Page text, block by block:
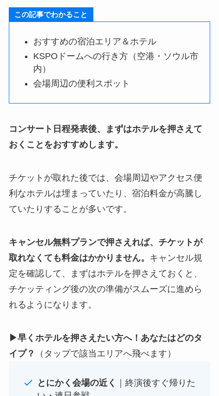
この記事でわかること
おすすめの宿泊エリア＆ホテル
KSPOドームへの行き方（空港・ソウル市
内）
会場周辺の便利スポット
コンサート日程発表後、まずはホテルを押さえて
おくことをおすすめします。
チケットが取れた後では、会場周辺やアクセス便
利なホテルは埋まっていたり、宿泊料金が高騰し
ていたりすることが多いです。
キャンセル無料プランで押さえれば、チケットが
取れなくても料金はかかりません。 キャンセル規
定を確認して、まずはホテルを押さえておくと、
チケッティング後の次の準備がスムーズに進めら
れるようになります。
▶早くホテルを押さえたい方へ！あなたはどのタ
イプ？
（タップで該当エリアへ飛べます）
とにかく会場の近く
｜終演後すぐ帰りた